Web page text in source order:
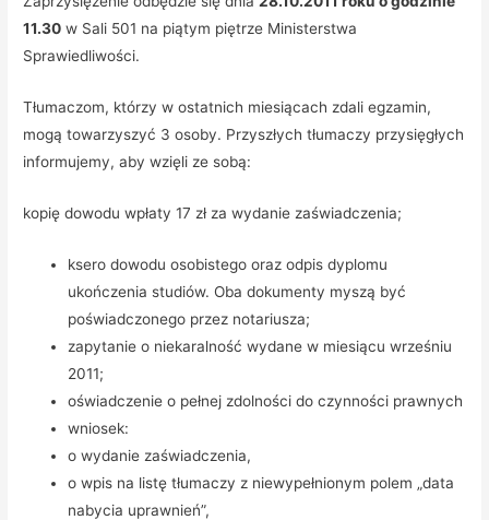
11.30 w Sali 501 na piątym piętrze Ministerstwa
Sprawiedliwości.
Tłumaczom, którzy w ostatnich miesiącach zdali egzamin,
mogą towarzyszyć 3 osoby. Przyszłych tłumaczy przysięgłych
informujemy, aby wzięli ze sobą:
kopię dowodu wpłaty 17 zł za wydanie zaświadczenia;
ksero dowodu osobistego oraz odpis dyplomu
ukończenia studiów. Oba dokumenty myszą być
poświadczonego przez notariusza;
zapytanie o niekaralność wydane w miesiącu wrześniu
2011;
oświadczenie o pełnej zdolności do czynności prawnych
wniosek:
o wydanie zaświadczenia,
o wpis na listę tłumaczy z niewypełnionym polem „data
nabycia uprawnień”,